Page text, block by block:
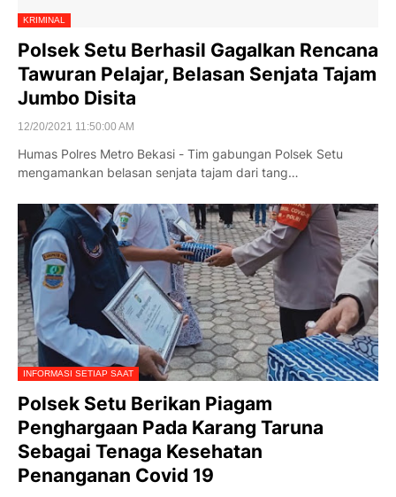
KRIMINAL
Polsek Setu Berhasil Gagalkan Rencana
Tawuran Pelajar, Belasan Senjata Tajam
Jumbo Disita
12/20/2021 11:50:00 AM
Humas Polres Metro Bekasi - Tim gabungan Polsek Setu
mengamankan belasan senjata tajam dari tang…
INFORMASI SETIAP SAAT
Polsek Setu Berikan Piagam
Penghargaan Pada Karang Taruna
Sebagai Tenaga Kesehatan
Penanganan Covid 19